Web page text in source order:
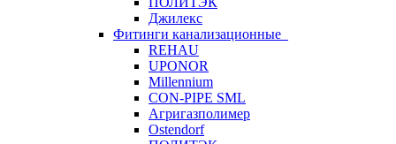
Джилекс
Фитинги канализационные
REHAU
UPONOR
Millennium
CON-PIPE SML
Агригазполимер
Ostendorf